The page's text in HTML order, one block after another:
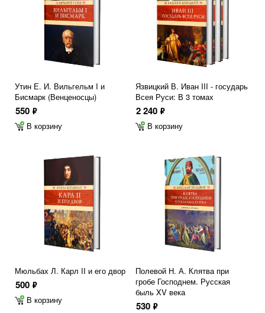
Утин Е. И. Вильгельм I и
Бисмарк (Венценосцы)
550 ф
В корзину
Язвицкий В. Иван III - государь
Всея Руси: В 3 томах
2 240 ф
В корзину
Мюльбах Л. Карл II и его двор
500 ф
В корзину
Полевой Н. А. Клятва при
гробе Господнем. Русская
быль XV века
530 ф